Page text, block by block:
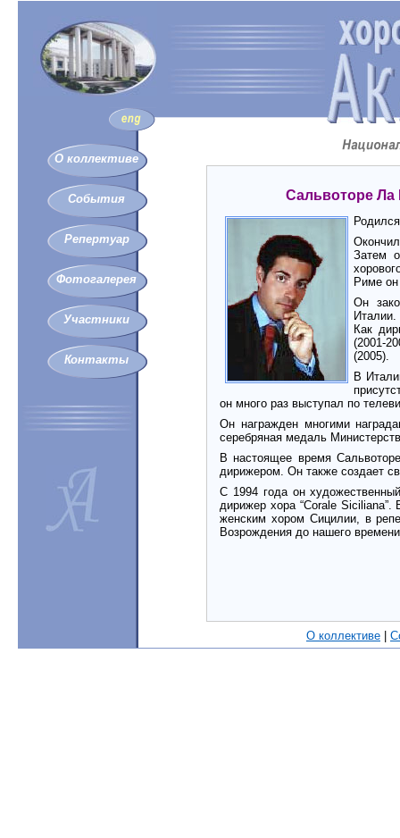
О коллективе
События
Репертуар
Фотогалерея
Участники
Контакты
Сальвоторе
Затем
Риме он
Он
Италии.
Как
(2001-
(2005).
В
он много раз выступал по
Он награжден многими
серебряная медаль
В настоящее время
дирижером. Он также создает
С 1994 года он
дирижер хора “Corale
женским хором Сицилии, в
Возрождения до нашего
О коллективе